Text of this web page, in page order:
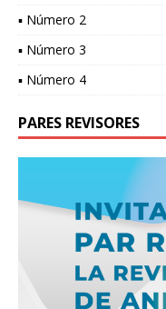
▪ Número 2
▪ Número 3
▪ Número 4
PARES REVISORES